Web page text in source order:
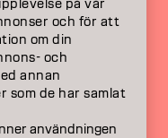
på vår
och för att
om din
och
annan
som de har samlat
användningen